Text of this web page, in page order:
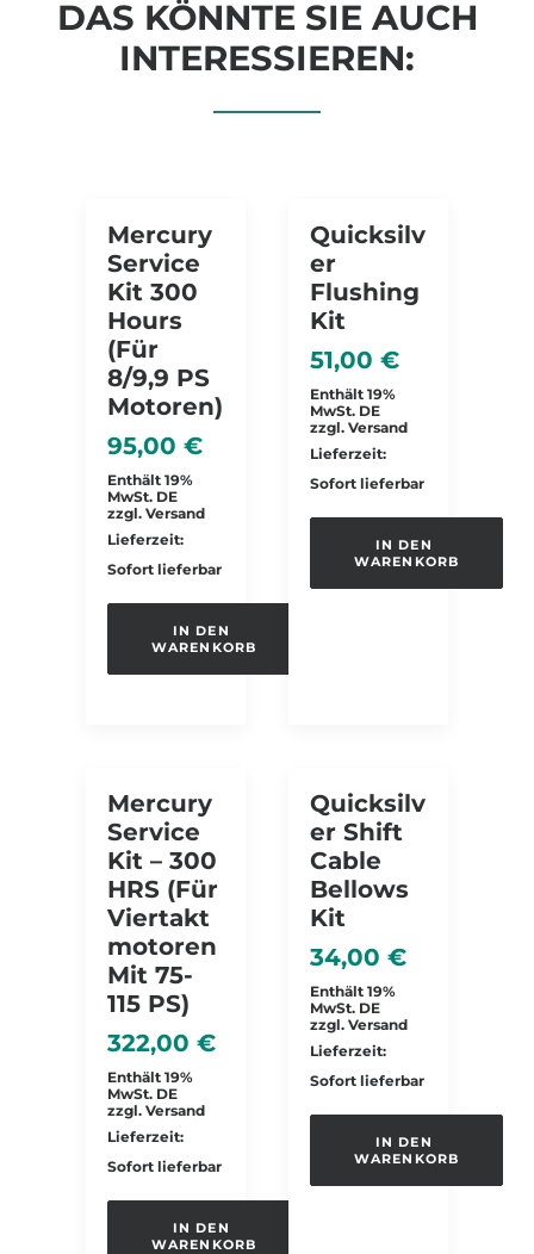
DAS KÖNNTE SIE AUCH
INTERESSIEREN:
Mercury
Service
Kit 300
Hours
(für
8/9,9 PS
Motoren)
95,00 €
Enthält 19%
MwSt. DE
zzgl. Versand
Lieferzeit:
Sofort lieferbar
IN DEN
WARENKORB
Quicksilv
Er
Flushing
Kit
51,00 €
Enthält 19%
MwSt. DE
zzgl. Versand
Lieferzeit:
Sofort lieferbar
IN DEN
WARENKORB
Mercury
Service
Kit – 300
HRS (für
Viertakt
Motoren
Mit 75-
115 PS)
322,00 €
Enthält 19%
MwSt. DE
zzgl. Versand
Lieferzeit:
Sofort lieferbar
IN DEN
WARENKORB
Quicksilv
Er Shift
Cable
Bellows
Kit
34,00 €
Enthält 19%
MwSt. DE
zzgl. Versand
Lieferzeit:
Sofort lieferbar
IN DEN
WARENKORB